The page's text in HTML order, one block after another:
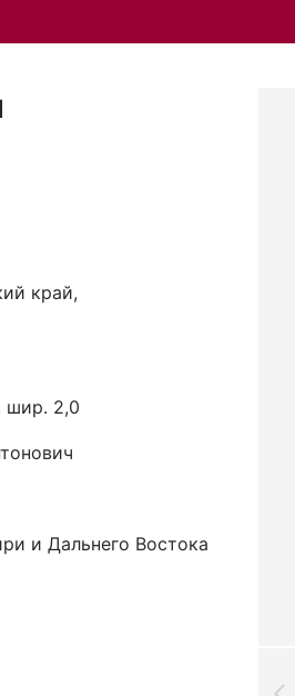
край,
шир. 2,0
и Дальнего Востока